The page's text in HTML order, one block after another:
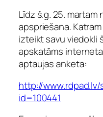
Līdz š.g. 25.
apspriešana.
izteikt savu viedokli
apskatāms
aptaujas anketa:
http://
id=100441